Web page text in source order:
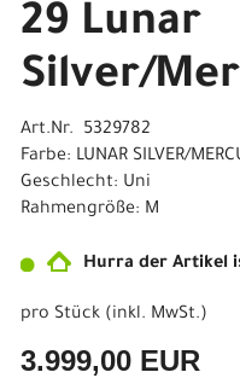
29 Lunar
Silver/
Art.Nr. 5329782
Farbe: LUNAR SILVER/
Geschlecht: Uni
Rahmengröße: M
Hurra der Artikel
pro Stück (inkl. MwSt.)
3.999,00 EUR